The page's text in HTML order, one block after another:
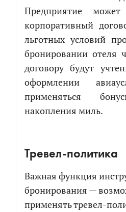
Предприятие
корпоративный
льготных условий
бронировании отеля
договору будут
оформлении
применяться
накопления миль.
Тревел-политика
Важная функция
бронирования —
применять тревел-